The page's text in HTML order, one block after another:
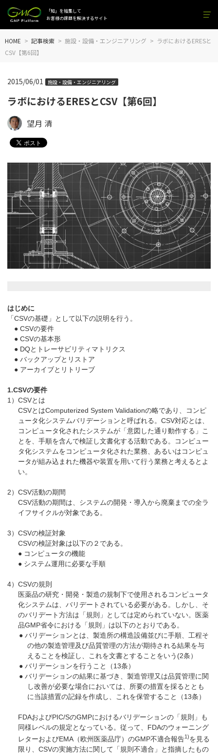
「知」を結集して
お客様の課題を解決するサイト
HOME 記事検索 施設・設備・エンジニアリング
ラボにおけるERESと
CSV【第6回】
ラボにおけるERESとCSV【第6回】
2015/06/01 施設・設備・エンジニアリング
望月 清
はじめに
「CSVの基礎」として以下の説明を行う。
● CSVの要件
● CSVの基本形
● DQとトレーサビリティマトリクス
● バックアップとリストア
● アーカイブとリトリーブ
1.CSVの要件
1）CSVとは
CSVとはComputerized System Validationの略であり、コンピ
ュータ化システムバリデーションと呼ばれる。CSV対応とは、
コンピュータ化されたシステムが「意図した通り動作する」こ
とを、手順を含んで検証し文書化する活動である。コンピュー
タ化システムをコンピュータ化された業務、あるいはコンピュ
ータが組み込まれた機器や装置を用いて行う業務と考えるとよ
い。
2）CSV活動の期間
CSV活動の期間は、システムの開発・導入から廃棄までの全ラ
イフサイクルが対象である。
3）CSVの検証対象
CSVの検証対象は以下の２である。
● コンピュータの機能
● システム運用に必要な手順
4）CSVの規則
医薬品の研究・開発・製造の規制下で使用されるコンピュータ
化システムは、バリデートされている必要がある。しかし、そ
のバリデート方法は「規則」としては定められていない。医薬
品GMP省令における「規則」は以下のとおりである。
● バリデーションとは、製造所の構造設備並びに手順、工程そ
の他の製造管理及び品質管理の方法が期待される結果を与
えることを検証し、これを文書とすることをいう(2条）
● バリデーションを行うこと（13条）
● バリデーションの結果に基づき、製造管理又は品質管理に関
し改善が必要な場合においては、所要の措置を採るととも
に当該措置の記録を作成し、これを保管すること（13条）
FDAおよびPIC/SのGMPにおけるバリデーションの「規則」も
同様レベルの規定となっている。従って、FDAのウォーニング
レターおよびEMA（欧州医薬品庁）のGMP不適合報告1)を見る
限り、CSVの実施方法に関して「規則不適合」と指摘したもの